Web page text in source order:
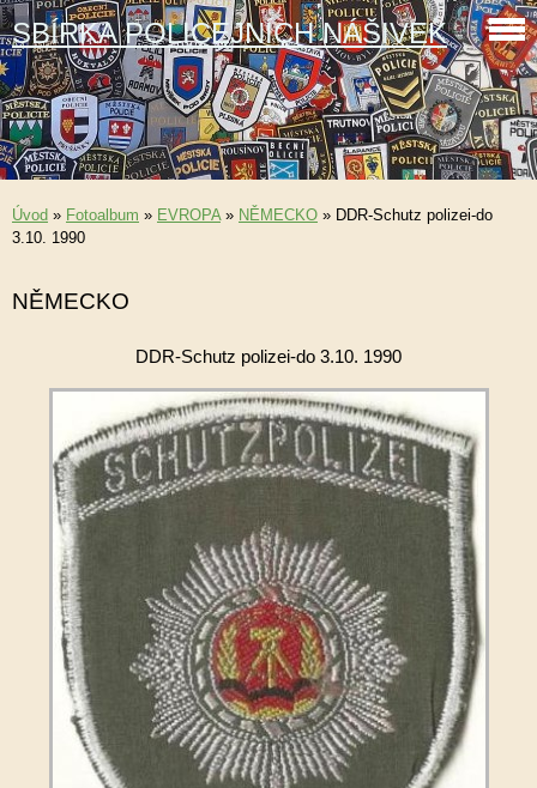
SBÍRKA POLICEJNÍCH NÁŠIVEK
Úvod » Fotoalbum » EVROPA» NĚMECKO » DDR-Schutz polizei-do
3.10. 1990
NĚMECKO
DDR-Schutz polizei-do 3.10. 1990